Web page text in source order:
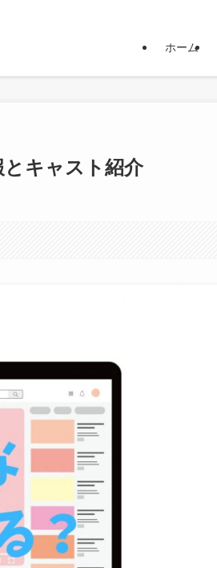
ホーム
とキャスト紹介